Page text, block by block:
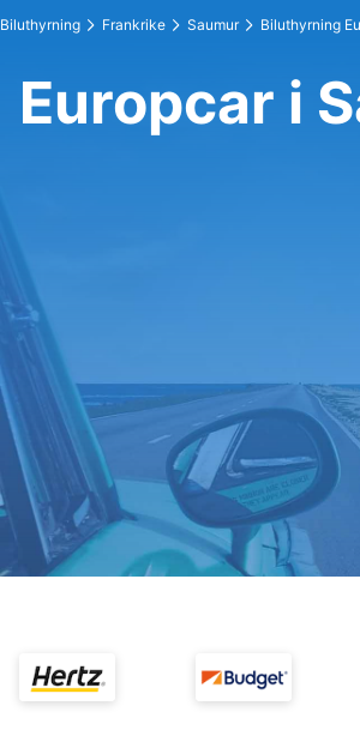
Biluthyrning Frankrike Saumur Biluthyrning
Europcar i